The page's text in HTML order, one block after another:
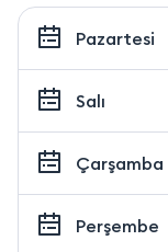
Pazartesi
Salı
Çarşamba
Perşembe